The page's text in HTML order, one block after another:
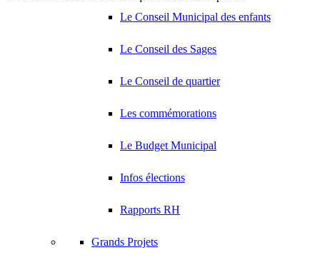
Le Conseil Municipal des enfants
Le Conseil des Sages
Le Conseil de quartier
Les commémorations
Le Budget Municipal
Infos élections
Rapports RH
Grands Projets